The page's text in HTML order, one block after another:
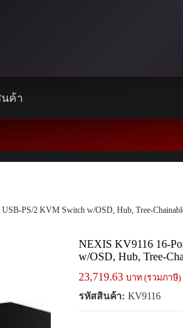
นค้า
PS/2 KVM Switch w/OSD, Hub, Tree-
NEXIS KV9116 16-
w/OSD, Hub, Tree-
23,719.63 บาท (รวมภาษี)
รหัสสินค้า: KV9116